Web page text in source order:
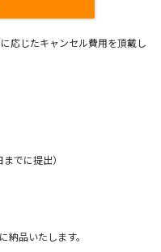
応じたキャンセル費用を頂戴し
でに提出）
品いたします。